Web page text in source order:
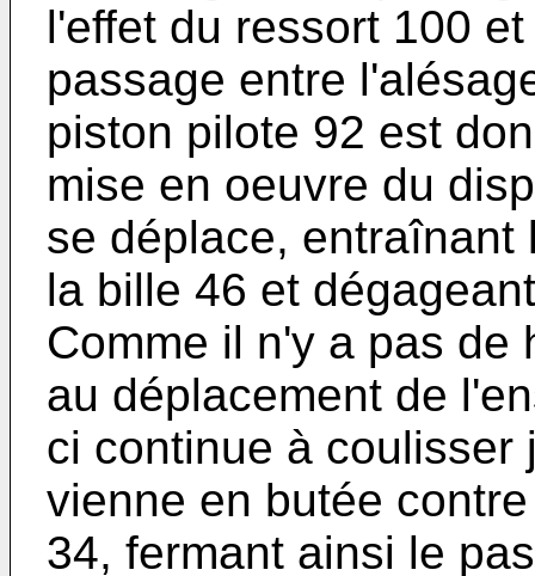
l'effet du ressort 100
passage entre
piston pilote 92 est
mise en oeuvre du
se déplace, entraînant
la bille 46 et
Comme il n'y a pas de
au déplacement de
ci continue à coulisser
vienne en butée
34, fermant ainsi le